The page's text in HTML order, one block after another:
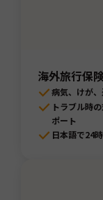
海外旅行保
病気、けが
トラブル時
ポート
日本語で24